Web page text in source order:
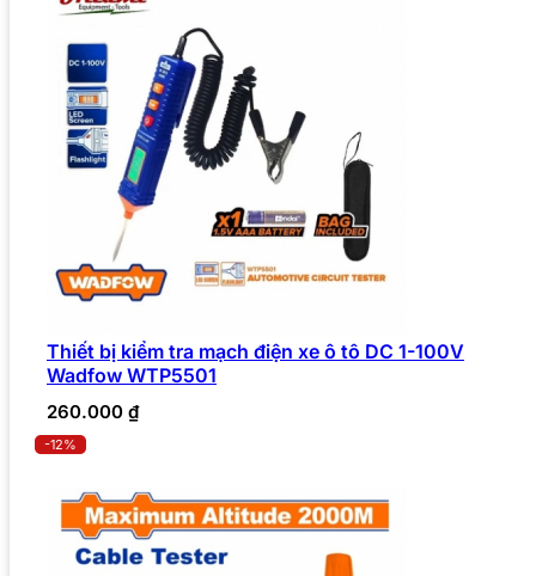
Thiết bị kiểm tra mạch điện xe ô tô DC 1-100V
Wadfow WTP5501
260.000 ₫
-12%